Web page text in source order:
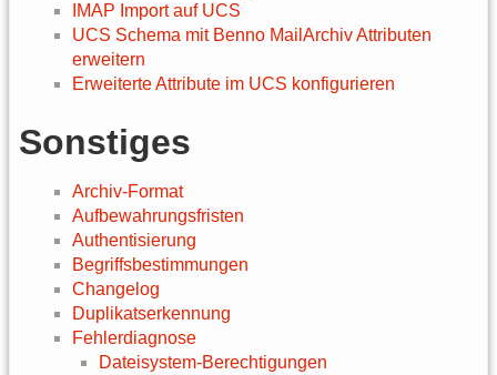
IMAP Import auf UCS
UCS Schema mit Benno MailArchiv Attributen
erweitern
Erweiterte Attribute im UCS konfigurieren
Sonstiges
Archiv-Format
Aufbewahrungsfristen
Authentisierung
Begriffsbestimmungen
Changelog
Duplikatserkennung
Fehlerdiagnose
Dateisystem-Berechtigungen